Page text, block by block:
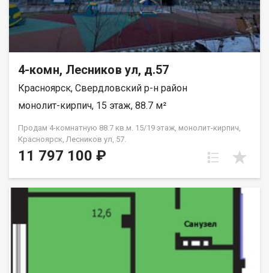
4-комн, Лесников ул, д.57
Красноярск, Свердловский р-н район
монолит-кирпич, 15 этаж, 88.7 м²
Продам 4-комнатную 88.7 кв.м. 15/19 этаж, монолит-кирпич,
Красноярск, Лесников ул, 57.
11 797 100 ₽